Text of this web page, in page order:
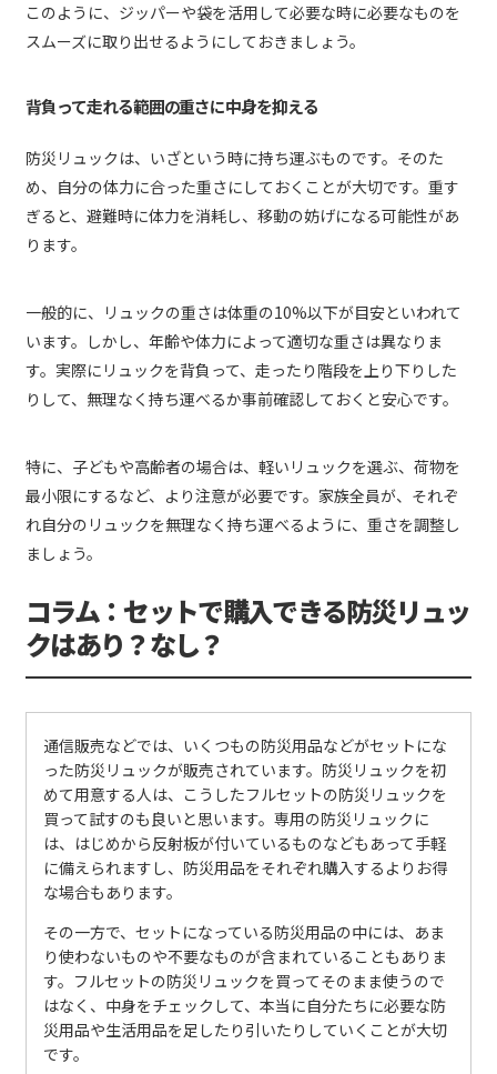
このように、ジッパーや袋を活用して必要な時に必要なものを
スムーズに取り出せるようにしておきましょう。
背負って走れる範囲の重さに中身を抑える
防災リュックは、いざという時に持ち運ぶものです。そのた
め、自分の体力に合った重さにしておくことが大切です。重す
ぎると、避難時に体力を消耗し、移動の妨げになる可能性があ
ります。
一般的に、リュックの重さは体重の10%以下が目安といわれて
います。しかし、年齢や体力によって適切な重さは異なりま
す。実際にリュックを背負って、走ったり階段を上り下りした
りして、無理なく持ち運べるか事前確認しておくと安心です。
特に、子どもや高齢者の場合は、軽いリュックを選ぶ、荷物を
最小限にするなど、より注意が必要です。家族全員が、それぞ
れ自分のリュックを無理なく持ち運べるように、重さを調整し
ましょう。
コラム：セットで購入できる防災リュッ
クはあり？なし？
通信販売などでは、いくつもの防災用品などがセットにな
った防災リュックが販売されています。防災リュックを初
めて用意する人は、こうしたフルセットの防災リュックを
買って試すのも良いと思います。専用の防災リュックに
は、はじめから反射板が付いているものなどもあって手軽
に備えられますし、防災用品をそれぞれ購入するよりお得
な場合もあります。
その一方で、セットになっている防災用品の中には、あま
り使わないものや不要なものが含まれていることもありま
す。フルセットの防災リュックを買ってそのまま使うので
はなく、中身をチェックして、本当に自分たちに必要な防
災用品や生活用品を足したり引いたりしていくことが大切
です。